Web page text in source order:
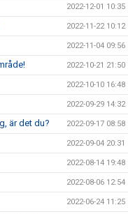
2022-12-01 10:35
2022-11-22 10:12
2022-11-04 09:56
2022-10-21 21:50
2022-10-10 16:48
2022-09-29 14:32
är det du? 2022-09-17 08:58
2022-09-04 20:31
2022-08-14 19:48
2022-08-06 12:54
2022-06-24 11:25